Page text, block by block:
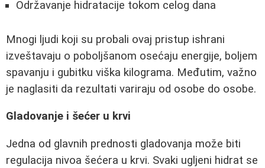
Održavanje hidratacije tokom celog dana
Mnogi ljudi koji su probali ovaj pristup ishrani
izveštavaju o poboljšanom osećaju energije, boljem
spavanju i gubitku viška kilograma. Međutim, važno
je naglasiti da rezultati variraju od osobe do osobe.
Gladovanje i šećer u krvi
Jedna od glavnih prednosti gladovanja može biti
regulacija nivoa šećera u krvi. Svaki ugljeni hidrat se